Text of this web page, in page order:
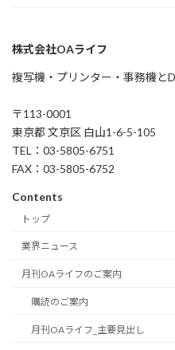
株式会社OAライフ
複写機・プリンター・事務機と
〒113-0001
東京都 文京区 白山1-6-5-105
TEL：03-5805-6751
FAX：03-5805-6752
Contents
トップ
業界ニュース
月刊OAライフのご案内
購読のご案内
月刊OAライフ_主要見出し